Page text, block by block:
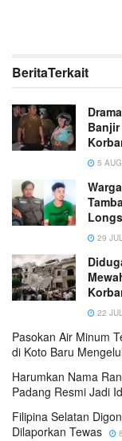
BeritaTerkait
5
29
22
Pasokan Air Minum
di Koto Baru
Harumkan Nama
Padang Resmi Jadi
Filipina Selatan
Dilaporkan Tewas